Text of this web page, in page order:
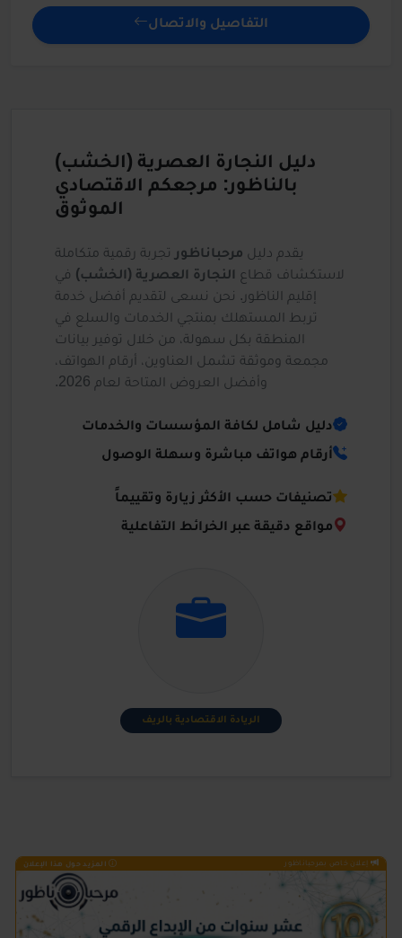
التفاصيل والاتصال
دليل النجارة العصرية (الخشب)
بالناظور: مرجعكم الاقتصادي
الموثوق
يقدم دليل مرحباناظورتجربة رقمية متكاملة
لاستكشاف قطاع النجارة العصرية (الخشب) في
إقليم الناظور. نحن نسعى لتقديم أفضل خدمة
تربط المستهلك بمنتجي الخدمات والسلع في
المنطقة بكل سهولة، من خلال توفير بيانات
مجمعة وموثقة تشمل العناوين، أرقام الهواتف،
وأفضل العروض المتاحة لعام 2026.
دليل شامل لكافة المؤسسات والخدمات
أرقام هواتف مباشرة وسهلة الوصول
تصنيفات حسب الأكثر زيارة وتقييماً
مواقع دقيقة عبر الخرائط التفاعلية
الريادة الاقتصادية بالريف
إعلان خاص بمرحباناظور المزيد حول هذا الإعلان